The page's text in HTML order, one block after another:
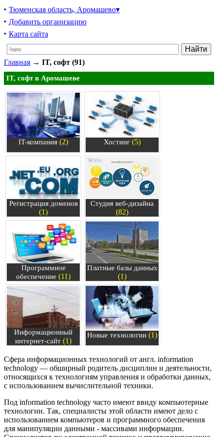
‣ Тюменская область, Аромашево▾
‣ Добавить организацию
‣ Карта сайта
Главная → IT, софт (91)
IT, софт в Аромашеве
IT-компания (2) Хостинг (5)
Регистрация доменов
(1)
Студия веб-дизайна
(82)
Программное
обеспечение (11)
Платные базы данных
(1)
Информационный
интернет-сайт (1)
Новые технологии (1)
Сфера информационных технологий от англ. information
technology — обширный родитель дисциплин и деятельности,
относящихся к технологиям управления и обработки данных,
с использованием вычислительной техники.
Под information technology часто имеют ввиду компьютерные
технологии. Так, специалисты этой области имеют дело с
использованием компьютеров и программного обеспечения
для манипуляции данными - массивами информации.